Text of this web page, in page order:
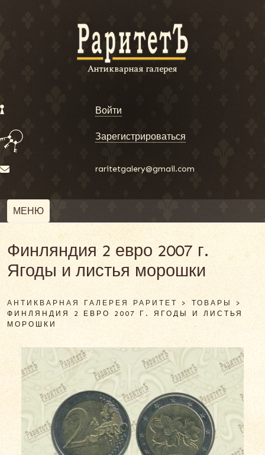
Войти
Зарегистрироваться
raritetgalery@gmail.com
МЕНЮ
Финляндия 2 евро 2007 г.
Ягоды и листья морошки
АНТИКВАРНАЯ ГАЛЕРЕЯ РАРИТЕТ > ТОВАРЫ >
ФИНЛЯНДИЯ 2 ЕВРО 2007 Г. ЯГОДЫ И ЛИСТЬЯ
МОРОШКИ